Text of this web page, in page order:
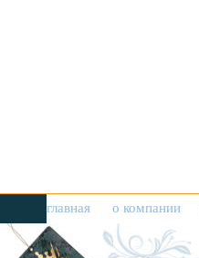
главная о компании